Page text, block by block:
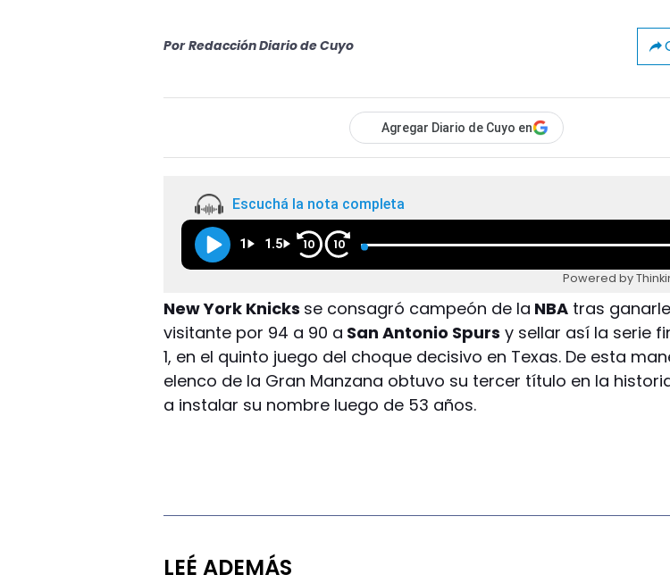
Por Redacción Diario de Cuyo
Agregar Diario de Cuyo en
Escuchá la nota completa
1 1.5 10 10
Powered by
New York Knicks se consagró campeón de la NBA tras
visitante por 94 a 90 a San Antonio Spurs y sellar así la serie
1, en el quinto juego del choque decisivo en Texas. De esta
elenco de la Gran Manzana obtuvo su tercer título en la
a instalar su nombre luego de 53 años.
LEÉ ADEMÁS